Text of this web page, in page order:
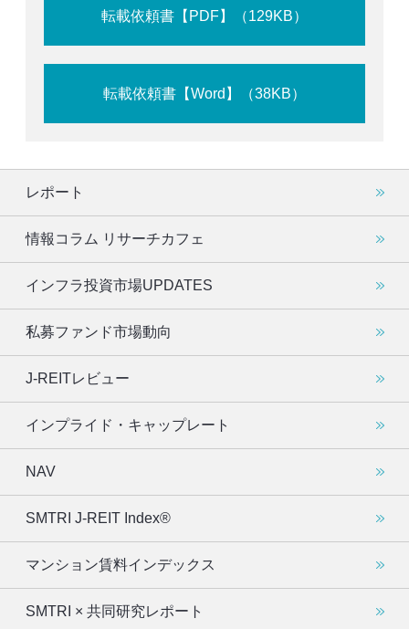
転載依頼書【PDF】（129KB）
転載依頼書【Word】（38KB）
レポート
情報コラム リサーチカフェ
インフラ投資市場UPDATES
私募ファンド市場動向
J-REITレビュー
インプライド・キャップレート
NAV
SMTRI J-REIT Index®
マンション賃料インデックス
SMTRI × 共同研究レポート